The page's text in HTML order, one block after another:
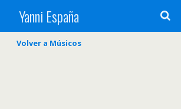
Yanni España
Volver a Músicos